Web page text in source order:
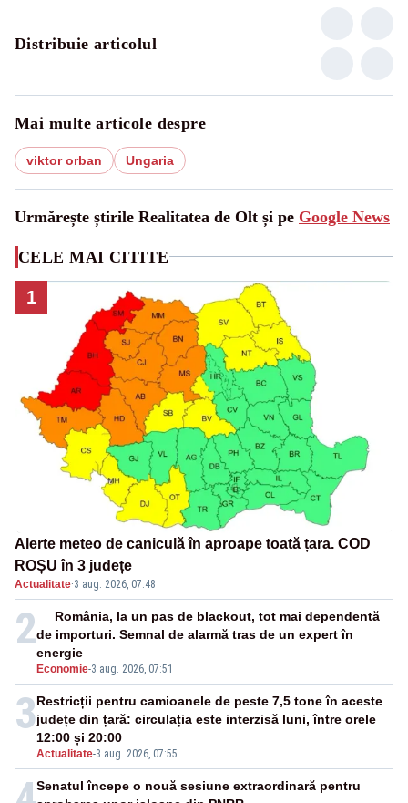
Distribuie articolul
Mai multe articole despre
viktor orban Ungaria
Urmărește știrile Realitatea de Olt și pe Google News
CELE MAI CITITE
1
Alerte meteo de caniculă în aproape toată țara. COD
ROȘU în 3 județe
Actualitate·3 aug. 2026, 07:48
2
Economie-3 aug. 2026, 07:51
România, la un pas de blackout, tot mai dependentă
de importuri. Semnal de alarmă tras de un expert în
energie
3
Actualitate-3 aug. 2026, 07:55
Restricții pentru camioanele de peste 7,5 tone în aceste
județe din țară: circulația este interzisă luni, între orele
12:00 și 20:00
Senatul începe o nouă sesiune extraordinară pentru